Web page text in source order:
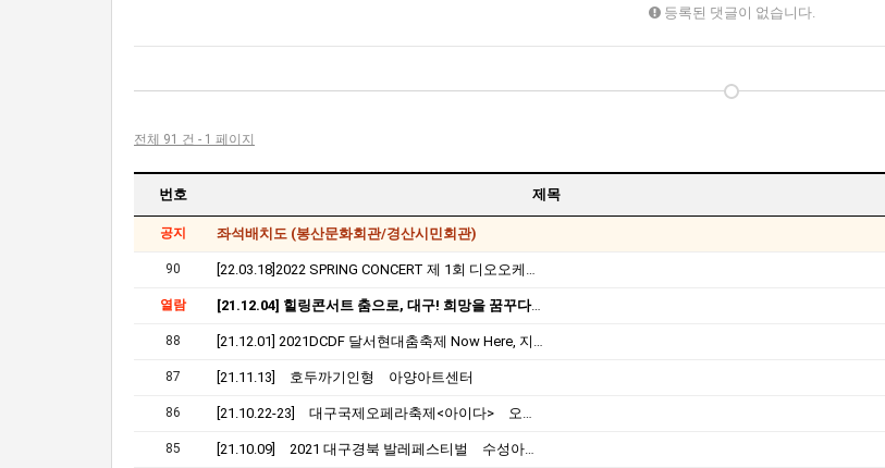
등록된 댓글이 없습니다.
전체 91 건 - 1 페이지
번호 제목
공지 좌석배치도 (봉산문화회관/경산시민회관)
90 [22.03.18]2022 SPRING CONCERT 제 1회 디오오케스트라 정기연주회<아름답고 푸른 도나우 강>, <호두까기 인형 中 '꽃의왈츠'> 대구오페라하우스
열람 [21.12.04] 힐링콘서트 춤으로, 대구! 희망을 꿈꾸다1 <The Memory of Chungna hill> 웃는얼굴아트센터 청룡홀
88 [21.12.01] 2021DCDF 달서현대춤축제 Now Here, 지금여기!<사라진 작은 별들의 밤> 웃는얼굴아트센터 청룡홀
87 [21.11.13] 호두까기인형 아양아트센터
86 [21.10.22-23] 대구국제오페라축제<아이다> 오페라하우스
85 [21.10.09] 2021 대구경북 발레페스티벌 수성아트피아